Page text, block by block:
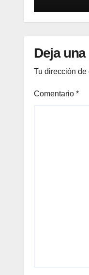
Deja
Tu dirección de
Comentario *